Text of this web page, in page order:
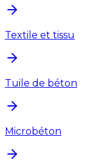
Textile et tissu
Tuile de béton
Microbéton